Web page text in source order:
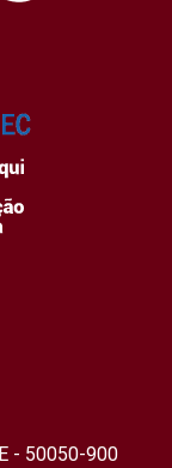
- 50050-900